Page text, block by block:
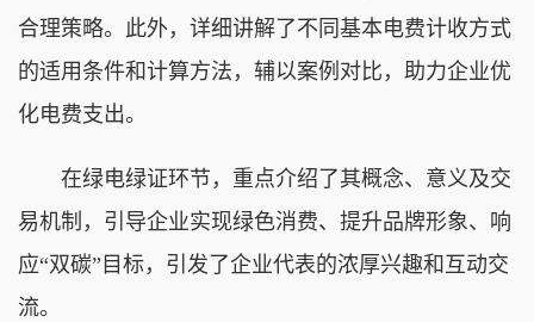
合理策略。此外，详细讲解了不同基本电费计收方式
的适用条件和计算方法，辅以案例对比，助力企业优
化电费支出。
在绿电绿证环节，重点介绍了其概念、意义及交
易机制，引导企业实现绿色消费、提升品牌形象、响
应“双碳”目标，引发了企业代表的浓厚兴趣和互动交
流。